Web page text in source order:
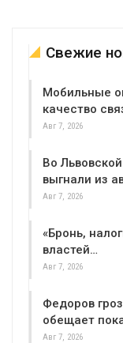
Свежие
Мобильные
качество
Авг 7, 2026
Во
выгнали из
Авг 7, 2026
«Бронь,
властей…
Авг 7, 2026
Федоров
обещает
Авг 7, 2026